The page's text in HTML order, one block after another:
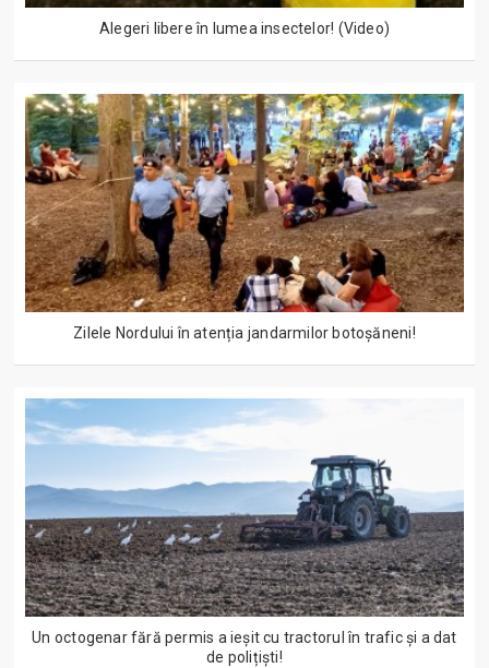
Alegeri libere în lumea insectelor! (Video)
Zilele Nordului în atenția jandarmilor botoșăneni!
Un octogenar fără permis a ieșit cu tractorul în trafic și a dat
de polițiști!